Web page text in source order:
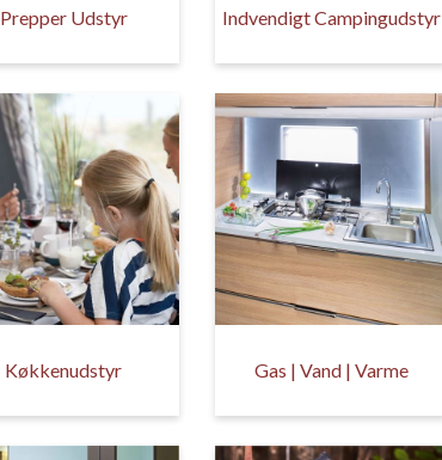
Prepper Udstyr Indvendigt Campingudstyr
Køkkenudstyr Gas | Vand | Varme